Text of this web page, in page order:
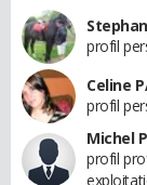
profil
Celine
profil
Michel
profil